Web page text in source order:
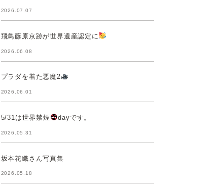
2026.07.07
飛鳥藤原京跡が世界遺産認定に
2026.06.08
プラダを着た悪魔2
2026.06.01
5/31は世界禁煙 dayです。
2026.05.31
坂本花織さん写真集
2026.05.18